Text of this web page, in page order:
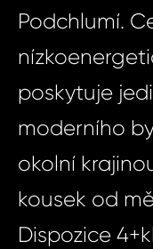
Podchlumí.
poskytuje
moderního
okolní
kousek od
Dispozice